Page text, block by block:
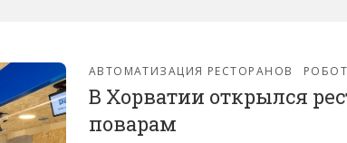
АВТОМАТИЗАЦИЯ РЕСТОРАНОВ
В Хорватии открылся
поварам